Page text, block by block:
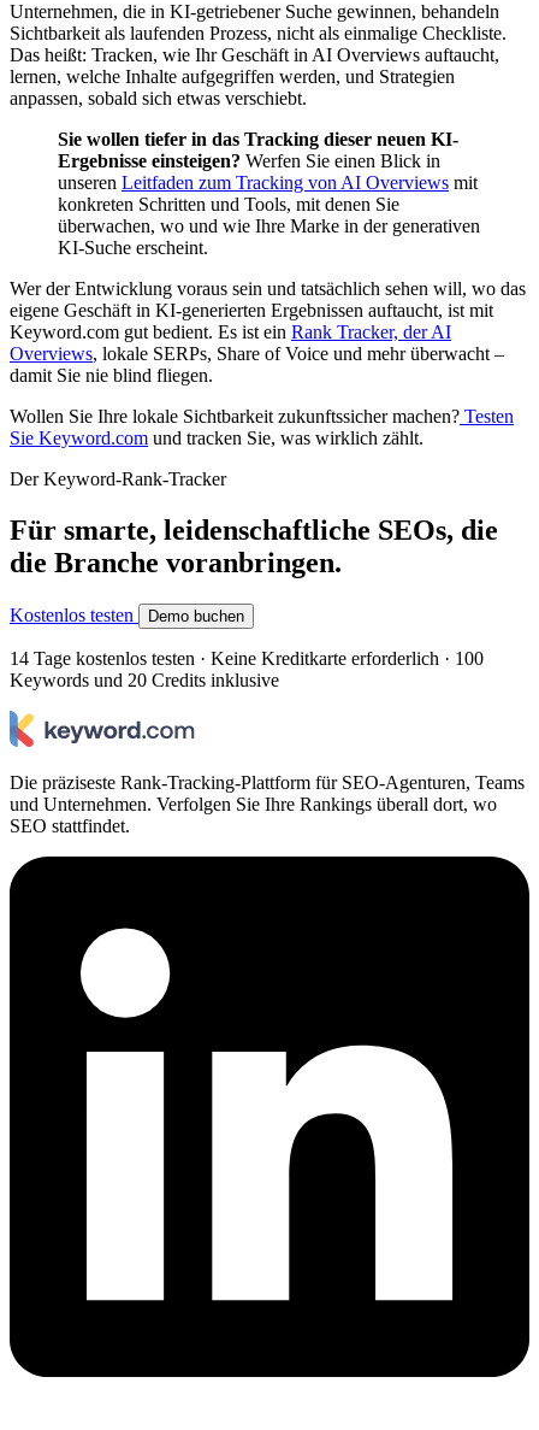
Unternehmen, die in KI-getriebener Suche gewinnen, behandeln
Sichtbarkeit als laufenden Prozess, nicht als einmalige Checkliste.
Das heißt: Tracken, wie Ihr Geschäft in AI Overviews auftaucht,
lernen, welche Inhalte aufgegriffen werden, und Strategien
anpassen, sobald sich etwas verschiebt.
Sie wollen tiefer in das Tracking dieser neuen KI-
Ergebnisse einsteigen? Werfen Sie einen Blick in
unseren Leitfaden zum Tracking von AI Overviews mit
konkreten Schritten und Tools, mit denen Sie
überwachen, wo und wie Ihre Marke in der generativen
KI-Suche erscheint.
Wer der Entwicklung voraus sein und tatsächlich sehen will, wo das
eigene Geschäft in KI-generierten Ergebnissen auftaucht, ist mit
Keyword.com gut bedient. Es ist ein Rank Tracker, der AI
Overviews, lokale SERPs, Share of Voice und mehr überwacht –
damit Sie nie blind fliegen.
Wollen Sie Ihre lokale Sichtbarkeit zukunftssicher machen? Testen
Sie Keyword.com und tracken Sie, was wirklich zählt.
Der Keyword-Rank-Tracker
Für smarte, leidenschaftliche SEOs, die
die Branche voranbringen.
Kostenlos testen Demo buchen
14 Tage kostenlos testen · Keine Kreditkarte erforderlich · 100
Keywords und 20 Credits inklusive
Die präziseste Rank-Tracking-Plattform für SEO-Agenturen, Teams
und Unternehmen. Verfolgen Sie Ihre Rankings überall dort, wo
SEO stattfindet.